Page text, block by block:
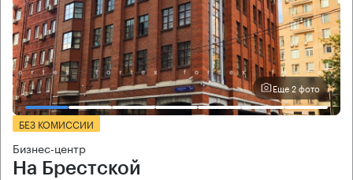
Еще 2 фото
БЕЗ КОМИССИИ
Бизнес-центр
На Брестской